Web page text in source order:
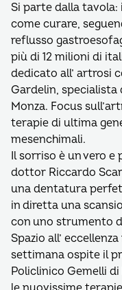
Si parte dalla tavola:
come curare,
reflusso
più di 12 milioni di
dedicato all’ artrosi
Gardelin, specialista
Monza. Focus
terapie di ultima
mesenchimali.
Il sorriso è un vero
dottor Riccardo
una dentatura
in diretta una
con uno strumento
Spazio all’
settimana ospite il
Policlinico Gemelli